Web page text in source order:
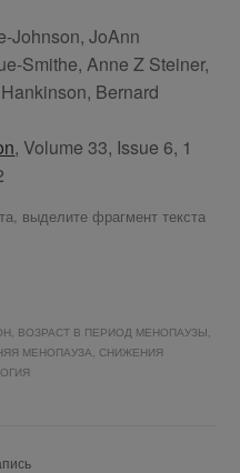
Johnson, JoAnn
Smithe, Anne Z Steiner,
Bernard
, Volume 33, Issue 6, 1
выделите фрагмент текста
, ВОЗРАСТ В ПЕРИОД МЕНОПАУЗЫ,
МЕНОПАУЗА, СНИЖЕНИЯ